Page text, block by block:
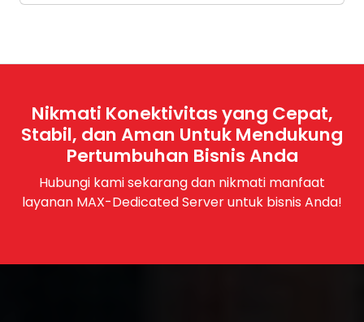
Nikmati Konektivitas yang Cepat,
Stabil, dan Aman Untuk Mendukung
Pertumbuhan Bisnis Anda
Hubungi kami sekarang dan nikmati manfaat
layanan MAX-Dedicated Server untuk bisnis Anda!